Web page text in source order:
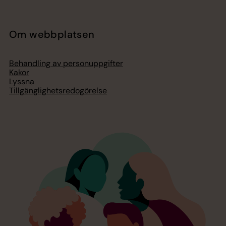
Om webbplatsen
Behandling av personuppgifter
Kakor
Lyssna
Tillgänglighetsredogörelse